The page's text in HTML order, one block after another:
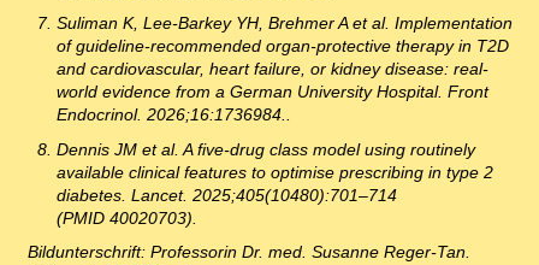
Suliman K, Lee-Barkey YH, Brehmer A et al. Implementation
of guideline-recommended organ-protective therapy in T2D
and cardiovascular, heart failure, or kidney disease: real-
world evidence from a German University Hospital. Front
Endocrinol. 2026;16:1736984..
Dennis JM et al. A five-drug class model using routinely
available clinical features to optimise prescribing in type 2
diabetes. Lancet. 2025;405(10480):701–714
(PMID 40020703).
Bildunterschrift: Professorin Dr. med. Susanne Reger-Tan.